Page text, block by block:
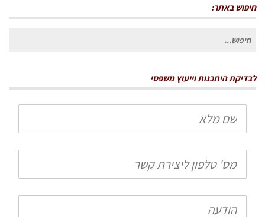
חיפוש באתר:
חיפוש
לבדיקת היתכנות וייעוץ משפטי
שם
מלא
טלפון
הודעה